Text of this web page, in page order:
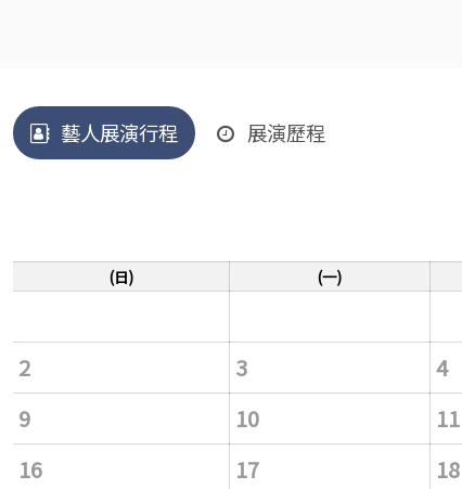
藝人展演行程 展演歷程
(日) (一)
2
3 4
9
10 11
16
17 18